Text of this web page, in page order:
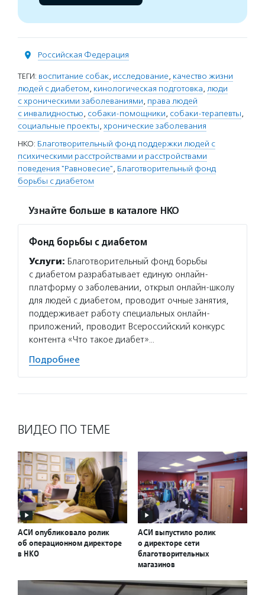
Российская Федерация
ТЕГИ: воспитание собак, исследование, качество жизни
людей с диабетом, кинологическая подготовка, люди
с хроническими заболеваниями, права людей
с инвалидностью, собаки-помощники, собаки-терапевты,
социальные проекты, хронические заболевания
НКО: Благотворительный фонд поддержки людей с
психическими расстройствами и расстройствами
поведения "Равновесие", Благотворительный фонд
борьбы с диабетом
Узнайте больше в каталоге НКО
Фонд борьбы с диабетом
Услуги: Благотворительный фонд борьбы
с диабетом разрабатывает единую онлайн-
платформу о заболевании, открыл онлайн-школу
для людей с диабетом, проводит очные занятия,
поддерживает работу специальных онлайн-
приложений, проводит Всероссийский конкурс
контента «Что такое диабет»…
Подробнее
ВИДЕО ПО ТЕМЕ
АСИ опубликовало ролик
об операционном директоре
в НКО
АСИ выпустило ролик
о директоре сети
благотворительных
магазинов